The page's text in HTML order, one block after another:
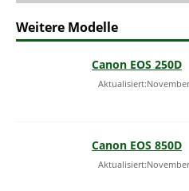
Weitere Modelle
Canon EOS 250D
Canon EOS 850D